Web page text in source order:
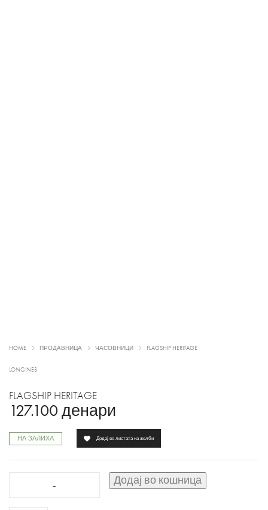
HOME ПРОДАВНИЦА ЧАСОВНИЦИ FLAGSHIP HERITAGE
LONGINES
FLAGSHIP HERITAGE
127.100 денари
НА ЗАЛИХА
Додај во кошница
Додај во листата на желби